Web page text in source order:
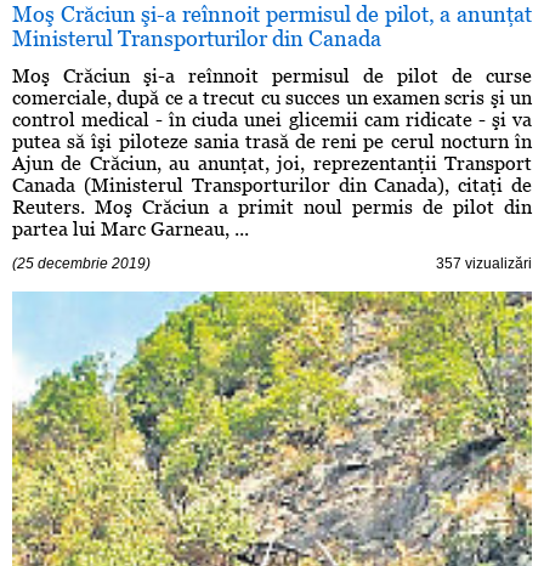
Moş Crăciun şi-a reînnoit permisul de pilot, a anunţat
Ministerul Transporturilor din Canada
Moş Crăciun şi-a reînnoit permisul de pilot de curse
comerciale, după ce a trecut cu succes un examen scris şi un
control medical - în ciuda unei glicemii cam ridicate - şi va
putea să îşi piloteze sania trasă de reni pe cerul nocturn în
Ajun de Crăciun, au anunţat, joi, reprezentanţii Transport
Canada (Ministerul Transporturilor din Canada), citaţi de
Reuters. Moş Crăciun a primit noul permis de pilot din
partea lui Marc Garneau, ...
(25 decembrie 2019) 357 vizualizări